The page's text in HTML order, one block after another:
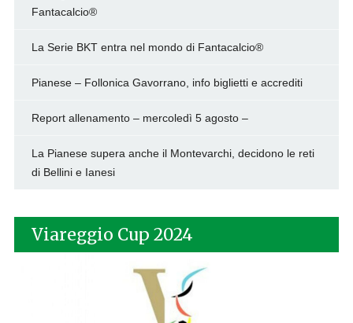
Fantacalcio®
La Serie BKT entra nel mondo di Fantacalcio®
Pianese – Follonica Gavorrano, info biglietti e accrediti
Report allenamento – mercoledì 5 agosto –
La Pianese supera anche il Montevarchi, decidono le reti
di Bellini e Ianesi
Viareggio Cup 2024